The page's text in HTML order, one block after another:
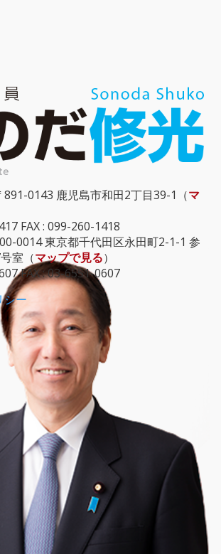
891-0143 鹿児島市和田2丁目39-1（マ
FAX : 099-260-1418
0014 東京都千代田区永田町2-1-1 参
室（マップで見る）
FAX : 03-6551-0607
シー